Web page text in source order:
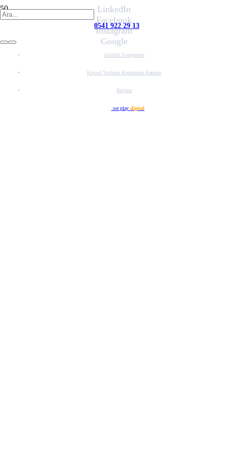
0541 922 29 13
LinkedIn
Facebook
Instagram
Google
Gizlilik Sözleşmesi
Kişisel Verilerin Korunması Kanunu
İletişim
.we play digital